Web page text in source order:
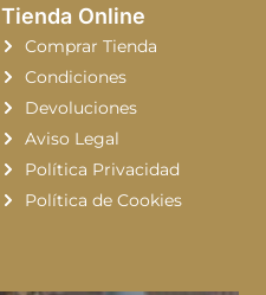
Tienda Online
Comprar Tienda
Condiciones
Devoluciones
Aviso Legal
Política Privacidad
Política de Cookies